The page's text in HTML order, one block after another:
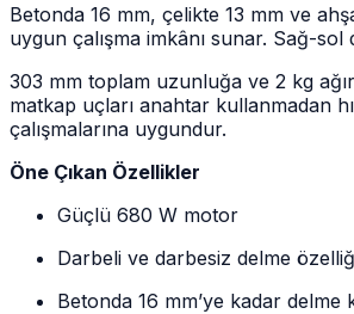
Betonda 16 mm, çelikte 13 mm ve
uygun çalışma imkânı sunar. Sağ-sol
303 mm toplam uzunluğa ve 2 kg
matkap uçları anahtar kullanmadan
çalışmalarına uygundur.
Öne Çıkan Özellikler
Güçlü 680 W motor
Darbeli ve darbesiz delme
Betonda 16 mm’ye kadar delme